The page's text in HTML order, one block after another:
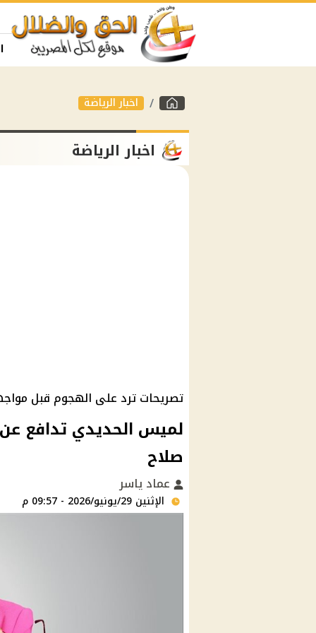
اخبار الرياضة
اخبار الرياضة
تصريحات ترد على الهجوم قبل
لميس الحديدي تدافع
صلاح
عماد ياسر
الإثنين 29/يونيو/2026 - 09:57 م